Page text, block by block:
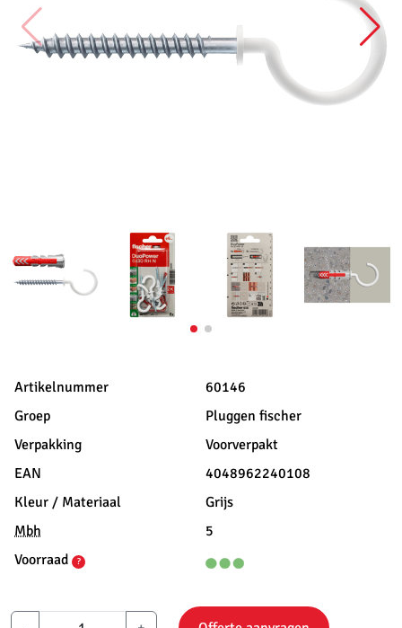
Artikelnummer
60146
Groep
Pluggen fischer
Verpakking
Voorverpakt
EAN
4048962240108
Kleur / Materiaal
Grijs
Mbh
5
Voorraad
?